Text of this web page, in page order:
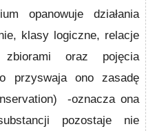
opanowuje działania
klasy logiczne, relacje
oraz pojęcia
przyswaja ono zasadę
-oznacza ona
pozostaje nie